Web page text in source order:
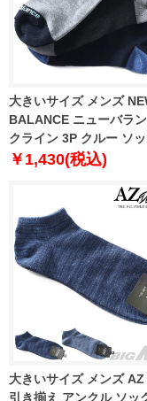
大きいサイズ メンズ
BALANCE ニューバラ
クライン 3P クルー ソ
下 3枚組 las5036j
￥1,430(税込)
大きいサイズ メンズ AZ
引き揃え アンクル ソッ